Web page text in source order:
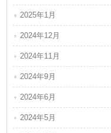
2025年1月
2024年12月
2024年11月
2024年9月
2024年6月
2024年5月